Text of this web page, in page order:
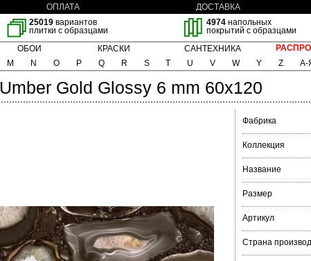
ОПЛАТА ДОСТАВКА
25019 вариантов
плитки с образцами
4974напольных
покрытий с образцами
ОБОИ КРАСКИ САНТЕХНИКА
M N O P Q R S T U V W Y Z А-
Umber Gold Glossy 6 mm 60x120
Фабрика
Коллекция
Название
Размер
Артикул
Страна